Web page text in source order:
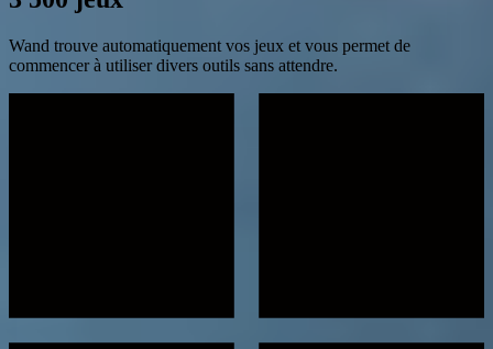
Wand trouve automatiquement vos jeux et vous permet de
commencer à utiliser divers outils sans attendre.